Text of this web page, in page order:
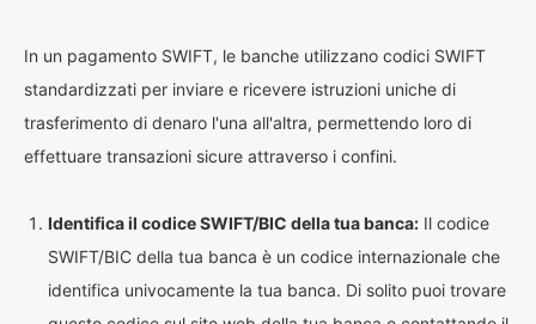
In un pagamento SWIFT, le banche utilizzano codici SWIFT
standardizzati per inviare e ricevere istruzioni uniche di
trasferimento di denaro l'una all'altra, permettendo loro di
effettuare transazioni sicure attraverso i confini.
Identifica il codice SWIFT/BIC della tua banca: Il codice
SWIFT/BIC della tua banca è un codice internazionale che
identifica univocamente la tua banca. Di solito puoi trovare